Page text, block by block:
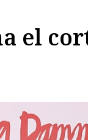
el